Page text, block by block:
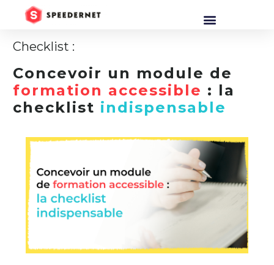
Checklist :
Concevoir un module de
formation accessible : la
checklist indispensable